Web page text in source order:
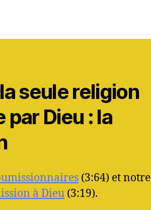
seule religion
Dieu : la
(3:64) et notre
à Dieu (3:19).